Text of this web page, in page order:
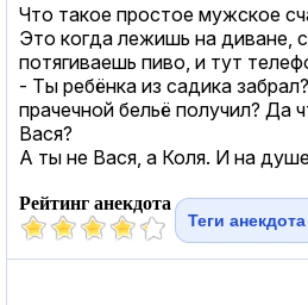
Что такое простое мужское
Это когда лежишь на диване,
потягиваешь пиво, и тут
- Ты ребёнка из садика
прачечной бельё получил? Да
Вася?
А ты не Вася, а Коля. И на
Рейтинг анекдота
Теги анекдота